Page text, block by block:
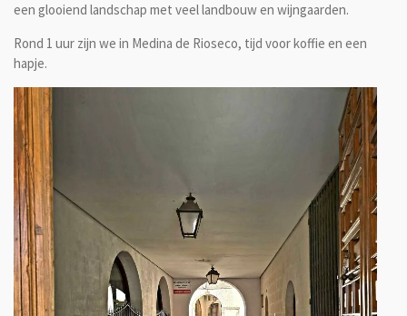
een glooiend landschap met veel landbouw en wijngaarden.
Rond 1 uur zijn we in Medina de Rioseco, tijd voor koffie en een
hapje.